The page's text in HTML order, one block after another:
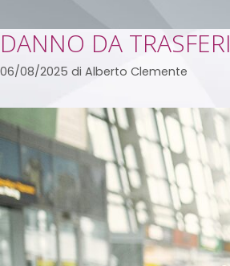
DANNO DA
06/08/2025 di Alberto Clemente